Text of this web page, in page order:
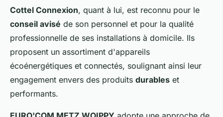
Cottel Connexion, quant à lui, est reconnu pour le
conseil avisé de son personnel et pour la qualité
professionnelle de ses installations à domicile. Ils
proposent un assortiment d'appareils
écoénergétiques et connectés, soulignant ainsi leur
engagement envers des produits durables et
performants.